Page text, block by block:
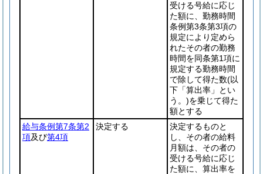
受ける号給に応じ
た額に、勤務時間
条例第3条第3項の
規定により定めら
れたその者の勤務
時間を同条第1項に
規定する勤務時間
で除して得た数(以
下「算出率」とい
う。)を乗じて得た
額とする
給与条例第7条第2
項及び第4項
決定する
決定するものと
し、その者の給料
月額は、その者の
受ける号給に応じ
た額に、算出率を